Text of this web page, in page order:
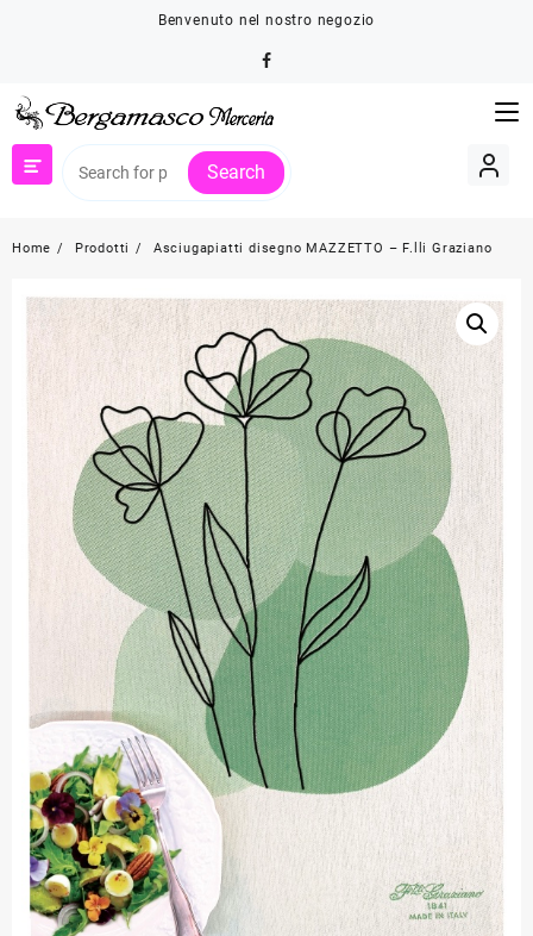
Benvenuto nel nostro negozio
Search
Home Prodotti Asciugapiatti disegno MAZZETTO – F.lli Graziano